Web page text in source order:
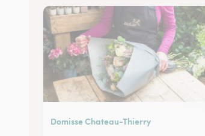
Domisse Chateau-Thierry